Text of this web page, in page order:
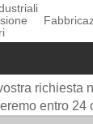
richiesta
entro 24